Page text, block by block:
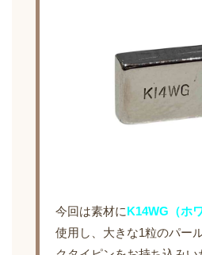
今回は素材にK14WG（ホ
使用し、大きな1粒のパー